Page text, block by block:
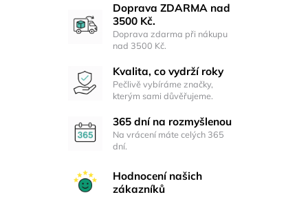
Doprava ZDARMA nad
3500 Kč.
Doprava zdarma při nákupu
nad 3500 Kč.
Kvalita, co vydrží roky
Pečlivě vybíráme značky,
kterým sami důvěřujeme.
365 dní na rozmyšlenou
Na vrácení máte celých 365
dní.
Hodnocení našich
zákazníků